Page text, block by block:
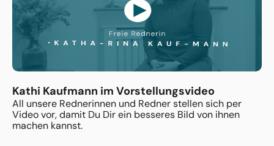
Kathi Kaufmann im Vorstellungsvideo
All unsere Rednerinnen und Redner stellen sich per
Video vor, damit Du Dir ein besseres Bild von ihnen
machen kannst.